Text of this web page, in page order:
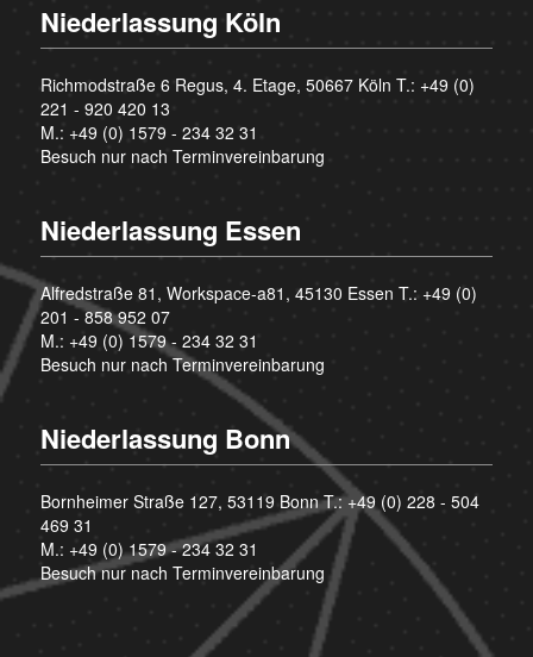
Niederlassung Köln
Richmodstraße 6 Regus, 4. Etage, 50667 Köln T.: +49 (0)
221 - 920 420 13
M.: +49 (0) 1579 - 234 32 31
Besuch nur nach Terminvereinbarung
Niederlassung Essen
Alfredstraße 81, Workspace-a81, 45130 Essen T.: +49 (0)
201 - 858 952 07
M.: +49 (0) 1579 - 234 32 31
Besuch nur nach Terminvereinbarung
Niederlassung Bonn
Bornheimer Straße 127, 53119 Bonn T.:+49 (0) 228 - 504
469 31
M.: +49 (0) 1579 - 234 32 31
Besuch nur nach Terminvereinbarung